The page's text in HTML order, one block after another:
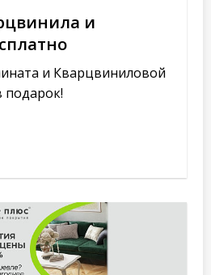
и
и Кварцвиниловой
подарок!